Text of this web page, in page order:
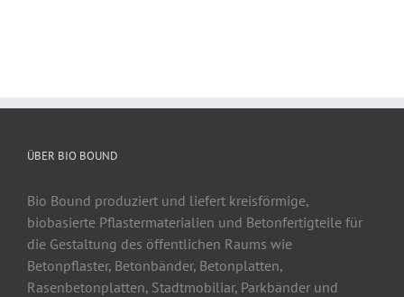
ÜBER BIO BOUND
Bio Bound produziert und liefert kreisförmige,
biobasierte Pflastermaterialien und Betonfertigteile für
die Gestaltung des öffentlichen Raums wie
Betonpflaster, Betonbänder, Betonplatten,
Rasenbetonplatten, Stadtmobiliar, Parkbänder und